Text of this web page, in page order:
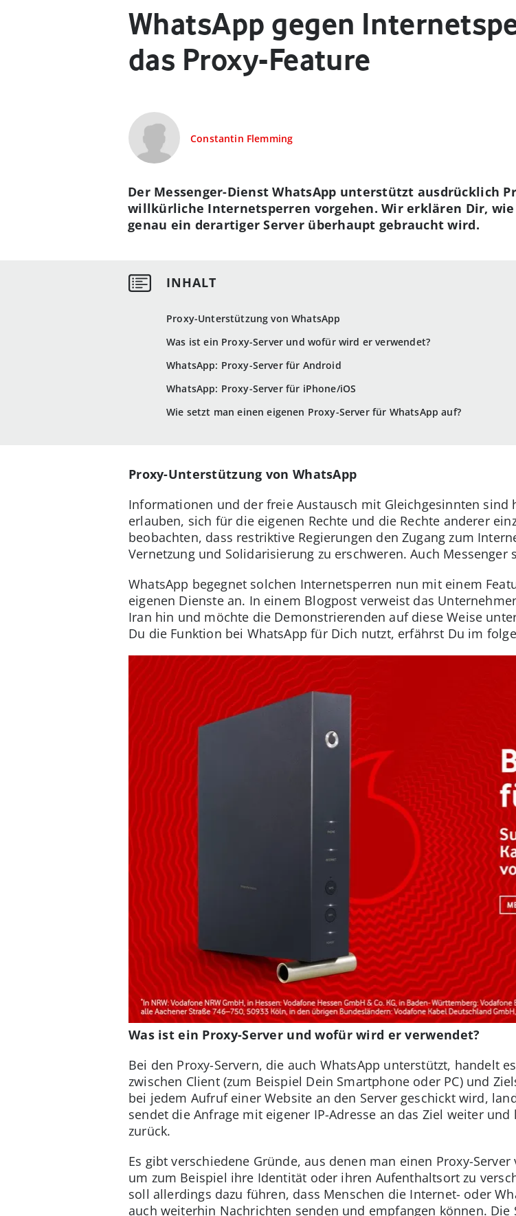
WhatsApp gegen
das Proxy-Feature
Constantin Flemming
Proxy-Unterstützung von WhatsApp
Was ist ein Proxy-Server und wofür wird er verwendet?
WhatsApp: Proxy-Server für Android
WhatsApp: Proxy-Server für iPhone/iOS
Wie setzt man einen eigenen Proxy-Server für WhatsApp auf?
Der Messenger-Dienst WhatsApp unterstützt ausdrücklich
willkürliche Internetsperren vorgehen. Wir erklären Dir,
genau ein derartiger Server überhaupt gebraucht wird.
Proxy-Unterstützung von WhatsApp
Informationen und der freie Austausch mit Gleichgesinnten sind
erlauben, sich für die eigenen Rechte und die Rechte anderer
beobachten, dass restriktive Regierungen den Zugang zum
Vernetzung und Solidarisierung zu erschweren. Auch
WhatsApp begegnet solchen Internetsperren nun mit einem
eigenen Dienste an. In einem Blogpost verweist das
Iran hin und möchte die Demonstrierenden auf diese Weise
Du die Funktion bei WhatsApp für Dich nutzt, erfährst Du im
Was ist ein Proxy-Server und wofür wird er verwendet?
Bei den Proxy-Servern, die auch WhatsApp unterstützt, handelt
zwischen Client (zum Beispiel Dein Smartphone oder PC) und
bei jedem Aufruf einer Website an den Server geschickt wird,
sendet die Anfrage mit eigener IP-Adresse an das Ziel weiter
zurück.
Es gibt verschiedene Gründe, aus denen man einen Proxy-
um zum Beispiel ihre Identität oder ihren Aufenthaltsort zu
soll allerdings dazu führen, dass Menschen die Internet- oder
auch weiterhin Nachrichten senden und empfangen können.